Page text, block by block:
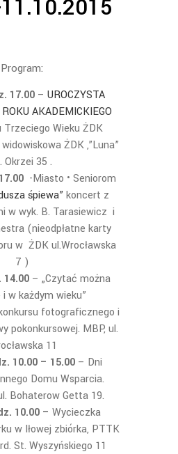
Program:
17.00 – UROCZYSTA
AKADEMICKIEGO
Wieku ŻDK
ŻDK ,”Luna”
Okrzei 35 .
-Miasto • Seniorom
śpiewa” koncert z
w wyk. B. Tarasiewicz i
(nieodpłatne karty
w ŻDK ul.Wrocławska
7 )
14.00 – „Czytać można
w każdym wieku”
fotograficznego i
pokonkursowej. MBP, ul.
11
10.00 – 15.00 – Dni
Domu Wsparcia.
Bohaterow Getta 19.
10.00 – Wycieczka
w Iłowej zbiórka, PTTK
St. Wyszyńskiego 11